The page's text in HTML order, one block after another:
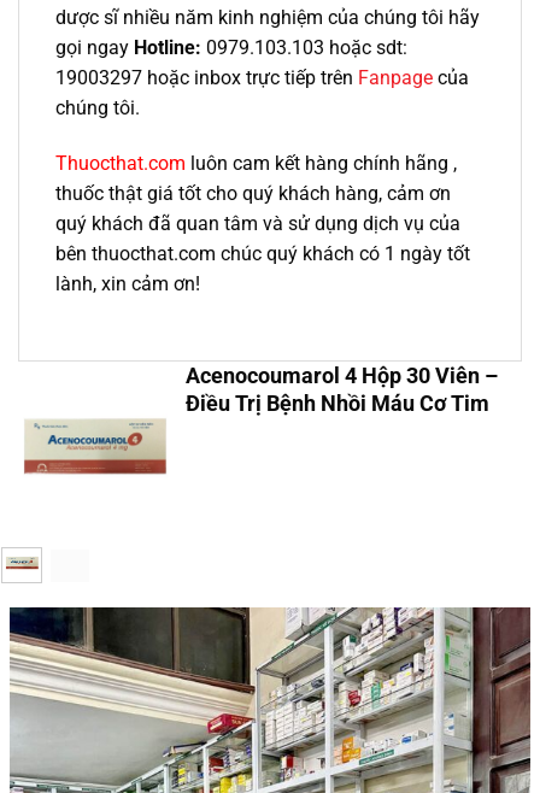
dược sĩ nhiều năm kinh nghiệm của chúng tôi hãy
gọi ngay Hotline: 0979.103.103 hoặc sdt:
19003297 hoặc inbox trực tiếp trên Fanpage của
chúng tôi.
Thuocthat.com luôn cam kết hàng chính hãng ,
thuốc thật giá tốt cho quý khách hàng, cảm ơn
quý khách đã quan tâm và sử dụng dịch vụ của
bên thuocthat.com chúc quý khách có 1 ngày tốt
lành, xin cảm ơn!
Acenocoumarol 4 Hộp 30 Viên –
Điều Trị Bệnh Nhồi Máu Cơ Tim